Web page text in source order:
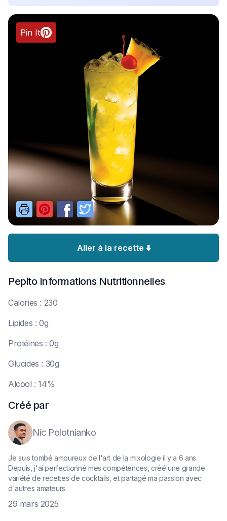
Pin It
Aller à la recette ⬇️
PepitoInformations Nutritionnelles
Calories : 230
Lipides : 0g
Protéines : 0g
Glucides : 30g
Alcool : 14%
Créé par
Nic Polotnianko
Je suis tombé amoureux de l'art de la mixologie il y a 6 ans.
Depuis, j'ai perfectionné mes compétences, créé une grande
variété de recettes de cocktails, et partagé ma passion avec
d'autres amateurs.
29 mars 2025